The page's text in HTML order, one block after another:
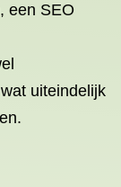
een SEO
uiteindelijk